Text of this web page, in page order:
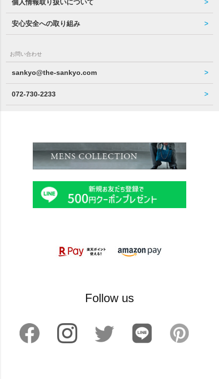
個人情報取り扱いについて
安心安全への取り組み
お問い合わせ
sankyo@the-sankyo.com
072-730-2233
Follow us